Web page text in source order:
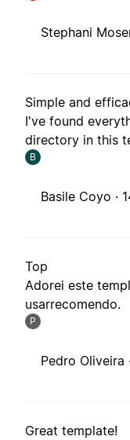
Stephani
Simple and
I've found
directory in this
B
Basile Coyo ·
Top
Adorei este
usarrecomendo.
P
Pedro Oliveira
Great template!